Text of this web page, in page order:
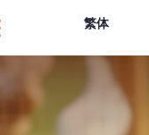
繁体